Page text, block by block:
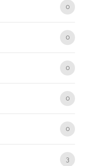
0
0
0
0
0
3